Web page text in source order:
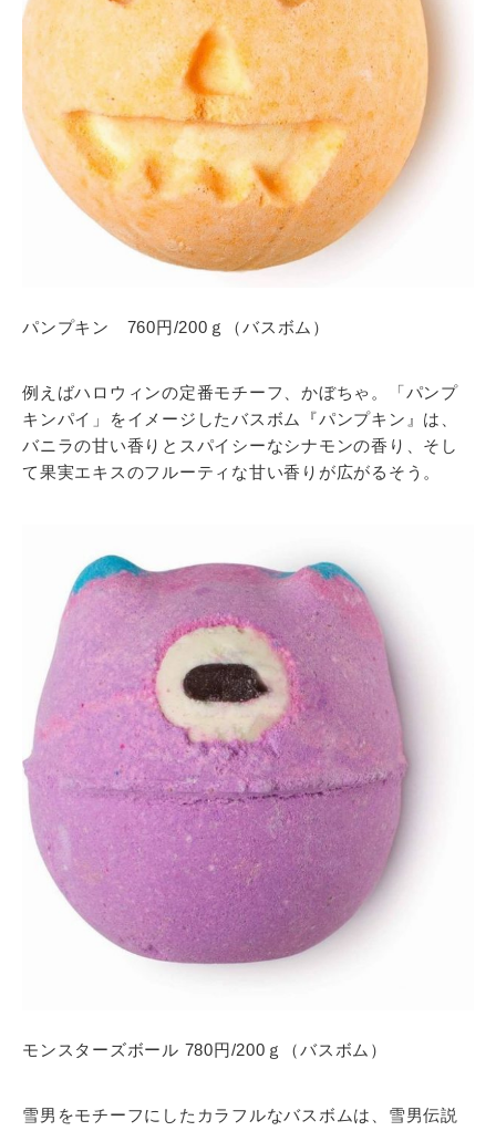
パンプキン 760円/200ｇ（バスボム）
例えばハロウィンの定番モチーフ、かぼちゃ。「パンプ
キンパイ」をイメージしたバスボム『パンプキン』は、
バニラの甘い香りとスパイシーなシナモンの香り、そし
て果実エキスのフルーティな甘い香りが広がるそう。
モンスターズボール 780円/200ｇ（バスボム）
雪男をモチーフにしたカラフルなバスボムは、雪男伝説